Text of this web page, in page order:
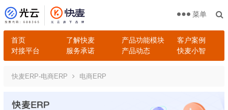
首页 了解快麦 产品功能模块
客户案例
对接平台
服务承诺 产品动态 快麦小智
菜单
快麦ERP-电商ERP 电商ERP